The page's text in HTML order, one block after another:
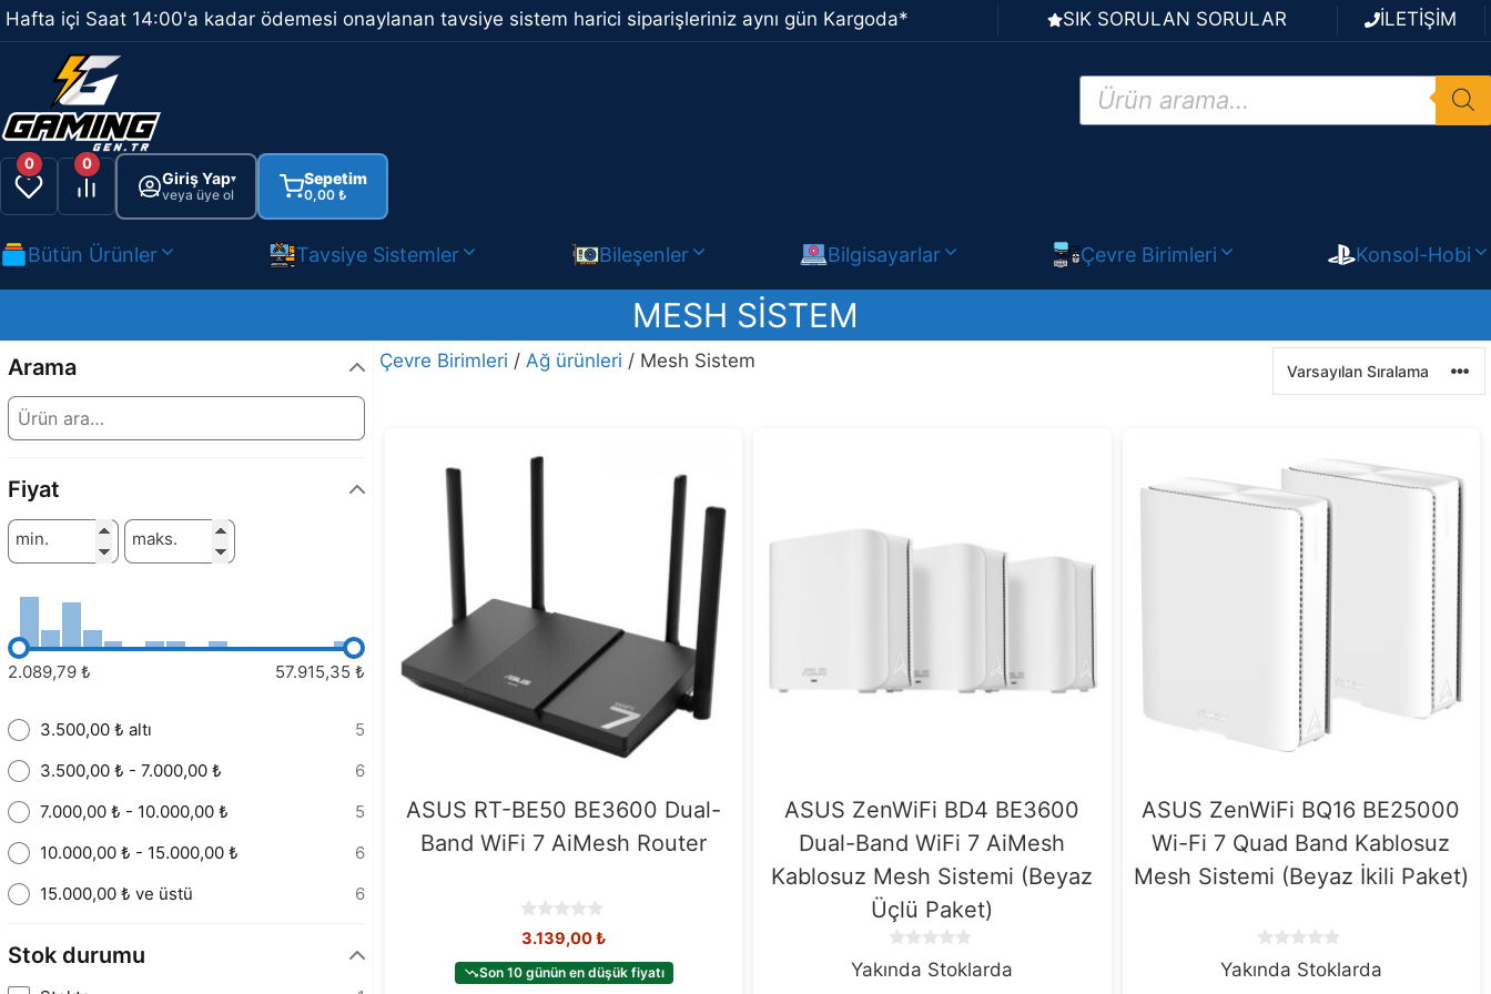
İçeriğe
atla
Hafta içi Saat 14:00'a kadar ödemesi onaylanan tavsiye sistem harici siparişleriniz aynı gün Kargoda* SIK SORULAN SORULAR İLETİŞİM
Products
search
0 0
Giriş Yap▾
veya üye ol
Sepetim
0,00 ₺
Bütün Ürünler Tavsiye Sistemler Bileşenler Bilgisayarlar Çevre Birimleri Konsol-Hobi
MESH SISTEM
Çevre Birimleri / Ağ ürünleri / Mesh Sistem
ASUS RT-BE50 BE3600 Dual-
Band WiFi 7 AiMesh Router
0
o
u
t
3.139,00₺
Son 10 günün en düşük fiyatı
ASUS ZenWiFi BD4 BE3600
Dual-Band WiFi 7 AiMesh
Kablosuz Mesh Sistemi (Beyaz
Üçlü Paket)
o
Yakında Stoklarda
ASUS ZenWiFi BQ16 BE25000
Wi-Fi 7 Quad Band Kablosuz
Mesh Sistemi (Beyaz İkili Paket)
o
Yakında Stoklarda
Arama
Fiyat
min. maks.
2.089,79 ₺ 57.915,35 ₺
3.500,00 ₺ altı
5
3.500,00 ₺ - 7.000,00 ₺
6
7.000,00 ₺ - 10.000,00 ₺
5
10.000,00 ₺ - 15.000,00 ₺
6
15.000,00 ₺ ve üstü
6
Stok durumu